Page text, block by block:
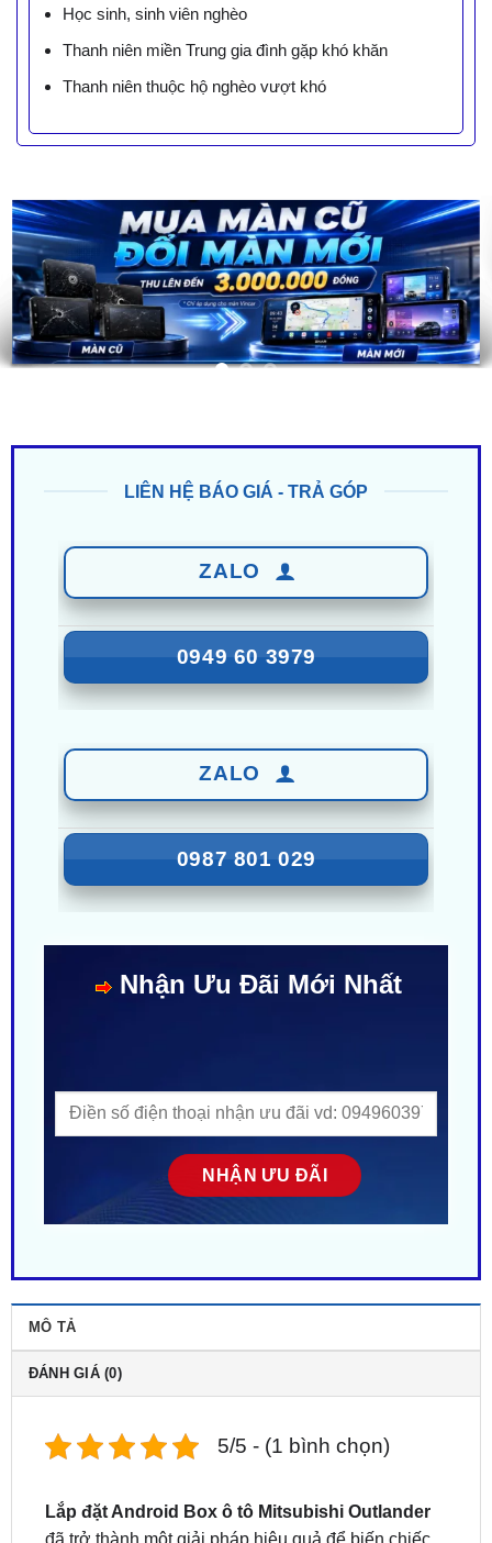
Học sinh, sinh viên nghèo
Thanh niên miền Trung gia đình gặp khó khăn
Thanh niên thuộc hộ nghèo vượt khó
0949 60 3979
0987 801 029
ĐÁNH GIÁ (0)
Lắp đặt Android Box ô tô Mitsubishi Outlander
màn hình Zin trên xe thành một hệ thống thông
minh, đa dạng tính năng, mang lại trải nghiệm hoàn